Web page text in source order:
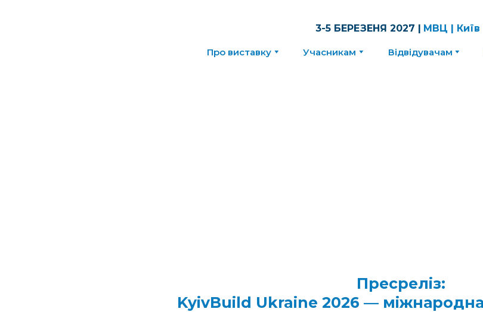
3-5 БЕРЕЗЕНЯ 2027 | МВЦ | Київ
Про виставку Учасникам Відвідувачам
Пресреліз:
KyivBuild Ukraine 2026 — міжнародна